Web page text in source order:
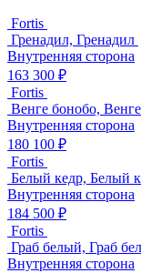
Fortis
Гренадил, Гренадил
Внутренняя сторона
163 300 ₽
Fortis
Венге бонобо,
Внутренняя сторона
180 100 ₽
Fortis
Белый кедр, Белый
Внутренняя сторона
184 500 ₽
Fortis
Граб белый, Граб
Внутренняя сторона